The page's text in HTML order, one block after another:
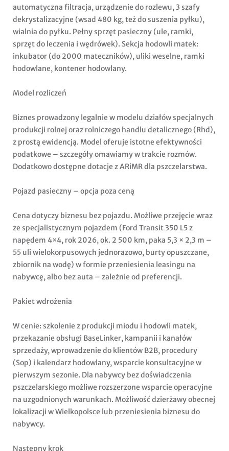
automatyczna filtracja, urządzenie do rozlewu, 3 szafy
dekrystalizacyjne (wsad 480 kg, też do suszenia pyłku),
wialnia do pyłku. Pełny sprzęt pasieczny (ule, ramki,
sprzęt do leczenia i wędrówek). Sekcja hodowli matek:
inkubator (do 2000 mateczników), uliki weselne, ramki
hodowlane, kontener hodowlany.
Model rozliczeń
Biznes prowadzony legalnie w modelu działów specjalnych
produkcji rolnej oraz rolniczego handlu detalicznego (Rhd),
z prostą ewidencją. Model oferuje istotne efektywności
podatkowe – szczegóły omawiamy w trakcie rozmów.
Dodatkowo dostępne dotacje z ARiMR dla pszczelarstwa.
Pojazd pasieczny – opcja poza ceną
Cena dotyczy biznesu bez pojazdu. Możliwe przejęcie wraz
ze specjalistycznym pojazdem (Ford Transit 350 L5 z
napędem 4×4, rok 2026, ok. 2 500 km, paka 5,3 × 2,3 m –
55 uli wielokorpusowych jednorazowo, burty opuszczane,
zbiornik na wodę) w formie przeniesienia leasingu na
nabywcę, albo bez auta – zależnie od preferencji.
Pakiet wdrożenia
W cenie: szkolenie z produkcji miodu i hodowli matek,
przekazanie obsługi BaseLinker, kampanii i kanałów
sprzedaży, wprowadzenie do klientów B2B, procedury
(Sop) i kalendarz hodowlany, wsparcie konsultacyjne w
pierwszym sezonie. Dla nabywcy bez doświadczenia
pszczelarskiego możliwe rozszerzone wsparcie operacyjne
na uzgodnionych warunkach. Możliwość dzierżawy obecnej
lokalizacji w Wielkopolsce lub przeniesienia biznesu do
nabywcy.
Następny krok